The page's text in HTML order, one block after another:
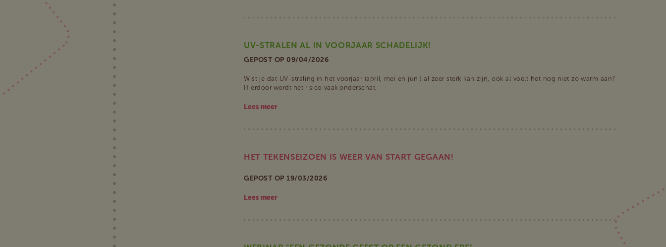
UV-STRALEN AL IN VOORJAAR SCHADELIJK!
GEPOST OP 09/04/2026
Wist je dat UV-straling in het voorjaar (april, mei en juni) al zeer sterk kan zijn, ook al voelt het nog niet zo warm aan?
Hierdoor wordt het risico vaak onderschat.
Lees meer
HET TEKENSEIZOEN IS WEER VAN START GEGAAN!
GEPOST OP 19/03/2026
Lees meer